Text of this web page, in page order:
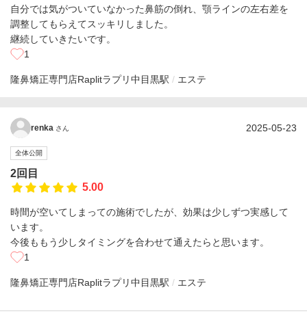
自分では気がついていなかった鼻筋の倒れ、顎ラインの左右差を
調整してもらえてスッキリしました。
継続していきたいです。
1
隆鼻矯正専門店Raplitラプリ中目黒駅 エステ
renka さん 2025-05-23
全体公開
2回目
5.00
時間が空いてしまっての施術でしたが、効果は少しずつ実感して
います。
今後ももう少しタイミングを合わせて通えたらと思います。
1
隆鼻矯正専門店Raplitラプリ中目黒駅 エステ